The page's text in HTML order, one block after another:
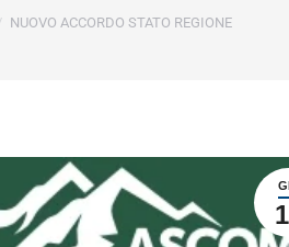
NUOVO ACCORDO STATO REGIONE